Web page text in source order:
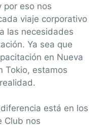
por eso nos
viaje corporativo
las necesidades
Ya sea que
en Nueva
Tokio, estamos
está en los
Club nos